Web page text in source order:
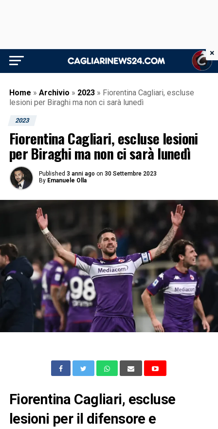
Home » Archivio » 2023 » Fiorentina Cagliari, escluse
lesioni per Biraghi ma non ci sarà lunedì
2023
Fiorentina Cagliari, escluse lesioni
per Biraghi ma non ci sarà lunedì
Published 3 anni ago on 30 Settembre 2023
By Emanuele Olla
Fiorentina Cagliari, escluse
lesioni per il difensore e
×